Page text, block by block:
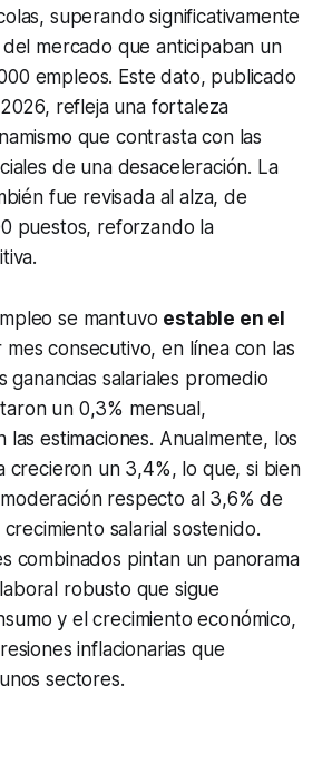
superando significativamente
del mercado que anticipaban un
empleos. Este dato, publicado
refleja una fortaleza
que contrasta con las
de una desaceleración. La
fue revisada al alza, de
puestos, reforzando la
se mantuvo estable en el
consecutivo, en línea con las
ganancias salariales promedio
un 0,3% mensual,
las estimaciones. Anualmente, los
crecieron un 3,4%, lo que, si bien
respecto al 3,6% de
salarial sostenido.
combinados pintan un panorama
robusto que sigue
y el crecimiento económico,
inflacionarias que
sectores.